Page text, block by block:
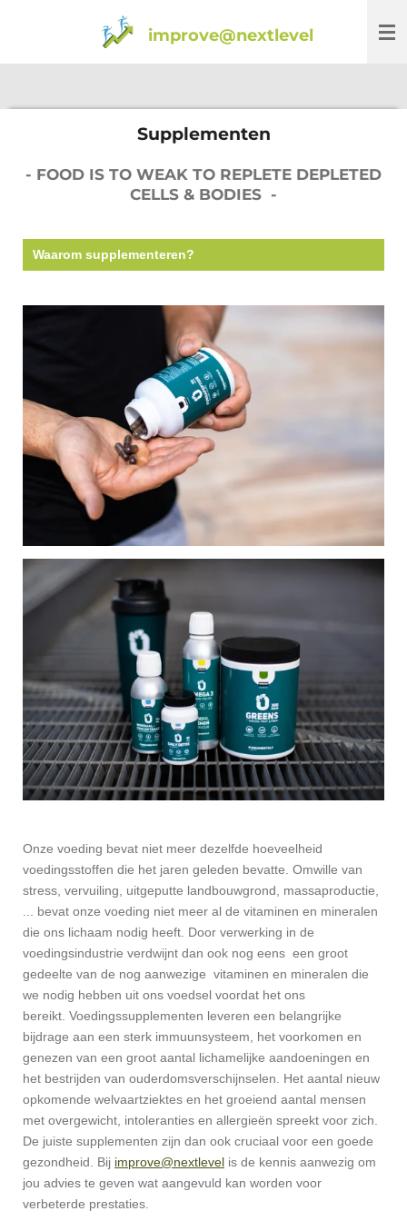
improve@nextlevel
Supplementen
- FOOD IS TO WEAK TO REPLETE DEPLETED
CELLS & BODIES -
Waarom supplementeren?
Onze voeding bevat niet meer dezelfde hoeveelheid
voedingsstoffen die het jaren geleden bevatte. Omwille van
stress, vervuiling, uitgeputte landbouwgrond, massaproductie,
... bevat onze voeding niet meer al de vitaminen en mineralen
die ons lichaam nodig heeft. Door verwerking in de
voedingsindustrie verdwijnt dan ook nog eens een groot
gedeelte van de nog aanwezige vitaminen en mineralen die
we nodig hebben uit ons voedsel voordat het ons
bereikt. Voedingssupplementen leveren een belangrijke
bijdrage aan een sterk immuunsysteem, het voorkomen en
genezen van een groot aantal lichamelijke aandoeningen en
het bestrijden van ouderdomsverschijnselen. Het aantal nieuw
opkomende welvaartziektes en het groeiend aantal mensen
met overgewicht, intoleranties en allergieën spreekt voor zich.
De juiste supplementen zijn dan ook cruciaal voor een goede
gezondheid. Bij improve@nextlevel is de kennis aanwezig om
jou advies te geven wat aangevuld kan worden voor
verbeterde prestaties.